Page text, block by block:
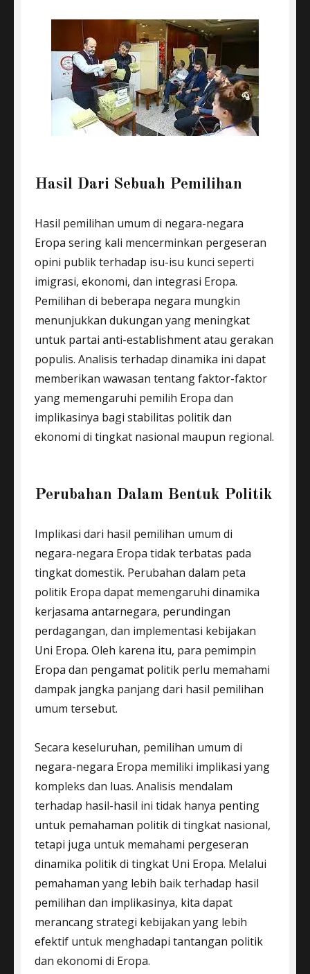
Hasil Dari Sebuah Pemilihan
Hasil pemilihan umum di negara-negara
Eropa sering kali mencerminkan pergeseran
opini publik terhadap isu-isu kunci seperti
imigrasi, ekonomi, dan integrasi Eropa.
Pemilihan di beberapa negara mungkin
menunjukkan dukungan yang meningkat
untuk partai anti-establishment atau gerakan
populis. Analisis terhadap dinamika ini dapat
memberikan wawasan tentang faktor-faktor
yang memengaruhi pemilih Eropa dan
implikasinya bagi stabilitas politik dan
ekonomi di tingkat nasional maupun regional.
Perubahan Dalam Bentuk Politik
Implikasi dari hasil pemilihan umum di
negara-negara Eropa tidak terbatas pada
tingkat domestik. Perubahan dalam peta
politik Eropa dapat memengaruhi dinamika
kerjasama antarnegara, perundingan
perdagangan, dan implementasi kebijakan
Uni Eropa. Oleh karena itu, para pemimpin
Eropa dan pengamat politik perlu memahami
dampak jangka panjang dari hasil pemilihan
umum tersebut.
Secara keseluruhan, pemilihan umum di
negara-negara Eropa memiliki implikasi yang
kompleks dan luas. Analisis mendalam
terhadap hasil-hasil ini tidak hanya penting
untuk pemahaman politik di tingkat nasional,
tetapi juga untuk memahami pergeseran
dinamika politik di tingkat Uni Eropa. Melalui
pemahaman yang lebih baik terhadap hasil
pemilihan dan implikasinya, kita dapat
merancang strategi kebijakan yang lebih
efektif untuk menghadapi tantangan politik
dan ekonomi di Eropa.